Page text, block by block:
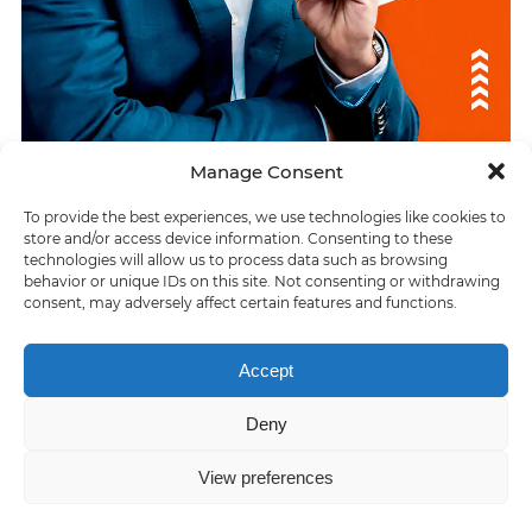
Manage Consent
To provide the best experiences, we use technologies like cookies to
store and/or access device information. Consenting to these
technologies will allow us to process data such as browsing
behavior or unique IDs on this site. Not consenting or withdrawing
consent, may adversely affect certain features and functions.
Accept
Deny
View preferences
ÚLTIMAS RESPUESTAS
Una vez fecundados pueden generar vida
> Satanás, Belcebú
Privacy policy